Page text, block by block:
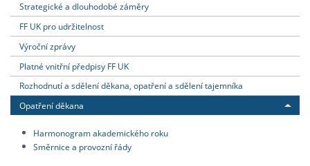
Strategické a dlouhodobé záměry
FF UK pro udržitelnost
Výroční zprávy
Platné vnitřní předpisy FF UK
Rozhodnutí a sdělení děkana, opatření a sdělení tajemníka
Opatření děkana
Harmonogram akademického roku
Směrnice a provozní řády